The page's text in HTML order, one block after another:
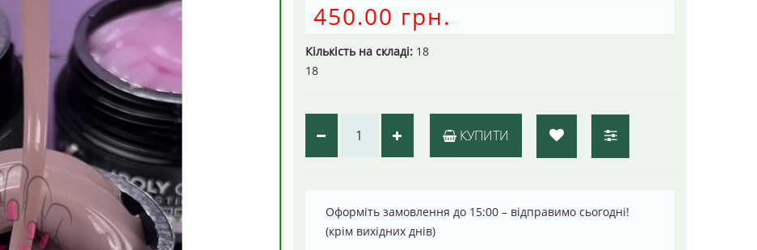
450.00 грн.
Кількість на складі:18
18
КУПИТИ
Оформіть замовлення до 15:00 – відправимо сьогодні!
(крім вихідних днів)